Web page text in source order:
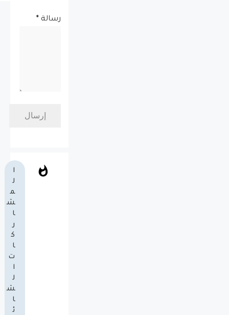
رسالة *
ا
ل
م
ش
ا
ر
ك
ا
ت
ا
ل
ش
ا
ئ